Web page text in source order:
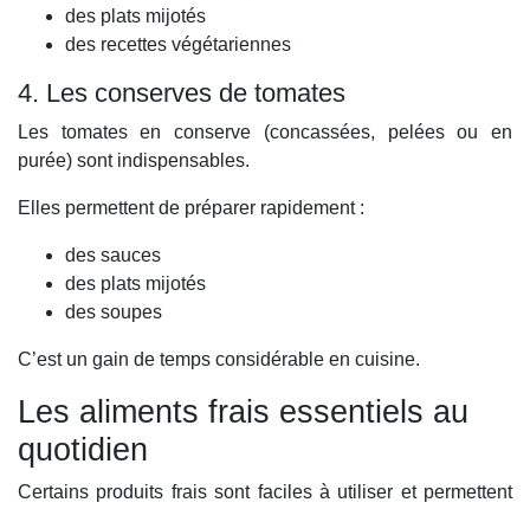
des plats mijotés
des recettes végétariennes
4. Les conserves de tomates
Les tomates en conserve (concassées, pelées ou en
purée) sont indispensables.
Elles permettent de préparer rapidement :
des sauces
des plats mijotés
des soupes
C’est un gain de temps considérable en cuisine.
Les aliments frais essentiels au
quotidien
Certains produits frais sont faciles à utiliser et permettent